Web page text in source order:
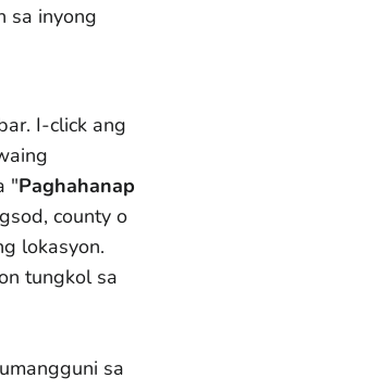
sa inyong
I-click ang
"Paghahanap
county o
lokasyon.
tungkol sa
sa